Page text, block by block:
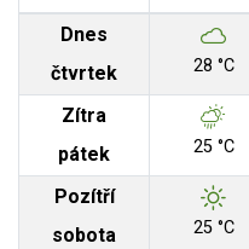
Dnes
čtvrtek
28 °C
Zítra
pátek
25 °C
Pozítří
sobota
25 °C